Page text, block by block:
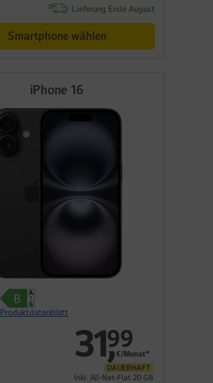
Lieferung Ende August
Smartphone wählen
iPhone 16
Produktdatenblatt
31,
99
€/Monat*
DAUERHAFT
Inkl. All-Net-Flat 20 GB